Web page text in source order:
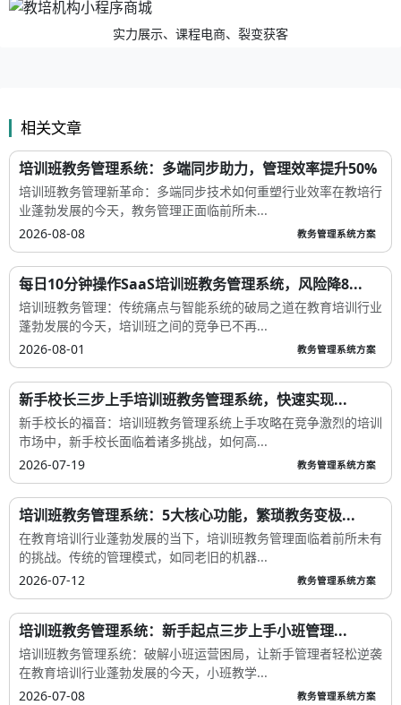
实力展示、课程电商、裂变获客
相关文章
培训班教务管理系统：多端同步助力，管理效率提升50%
培训班教务管理新革命：多端同步技术如何重塑行业效率在教培行
业蓬勃发展的今天，教务管理正面临前所未...
2026-08-08
教务管理系统方案
每日10分钟操作SaaS培训班教务管理系统，风险降8...
培训班教务管理：传统痛点与智能系统的破局之道在教育培训行业
蓬勃发展的今天，培训班之间的竞争已不再...
2026-08-01
教务管理系统方案
新手校长三步上手培训班教务管理系统，快速实现...
新手校长的福音：培训班教务管理系统上手攻略在竞争激烈的培训
市场中，新手校长面临着诸多挑战，如何高...
2026-07-19
教务管理系统方案
培训班教务管理系统：5大核心功能，繁琐教务变极...
在教育培训行业蓬勃发展的当下，培训班教务管理面临着前所未有
的挑战。传统的管理模式，如同老旧的机器...
2026-07-12
教务管理系统方案
培训班教务管理系统：新手起点三步上手小班管理...
培训班教务管理系统：破解小班运营困局，让新手管理者轻松逆袭
在教育培训行业蓬勃发展的今天，小班教学...
2026-07-08
教务管理系统方案